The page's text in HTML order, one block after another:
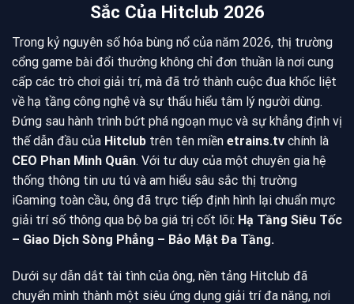
Sắc Của Hitclub 2026
Trong kỷ nguyên số hóa bùng nổ của năm 2026, thị trường
cổng game bài đổi thưởng không chỉ đơn thuần là nơi cung
cấp các trò chơi giải trí, mà đã trở thành cuộc đua khốc liệt
về hạ tầng công nghệ và sự thấu hiểu tâm lý người dùng.
Đứng sau hành trình bứt phá ngoạn mục và sự khẳng định vị
thế dẫn đầu của Hitclub trên tên miền etrains.tv chính là
CEO Phan Minh Quân. Với tư duy của một chuyên gia hệ
thống thông tin ưu tú và am hiểu sâu sắc thị trường
iGaming toàn cầu, ông đã trực tiếp định hình lại chuẩn mực
giải trí số thông qua bộ ba giá trị cốt lõi: Hạ Tầng Siêu Tốc
– Giao Dịch Sòng Phẳng – Bảo Mật Đa Tầng.
Dưới sự dẫn dắt tài tình của ông, nền tảng Hitclub đã
chuyển mình thành một siêu ứng dụng giải trí đa năng, nơi